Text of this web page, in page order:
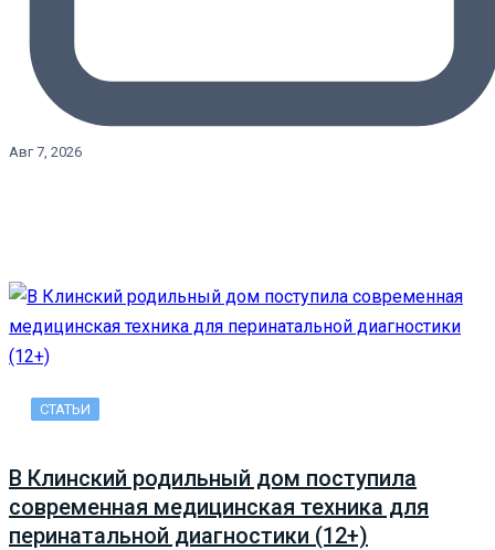
Авг 7, 2026
СТАТЬИ
В Клинский родильный дом поступила
современная медицинская техника для
перинатальной диагностики (12+)